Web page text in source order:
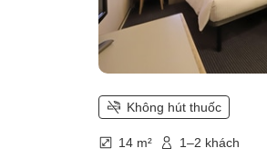
Không hút thuốc
14 m² 1–2 khách